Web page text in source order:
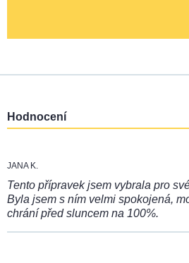
Hodnocení:
JANA K.
Tento přípravek jsem vybrala pro
Byla jsem s ním velmi spokojená,
chrání před sluncem na 100%.